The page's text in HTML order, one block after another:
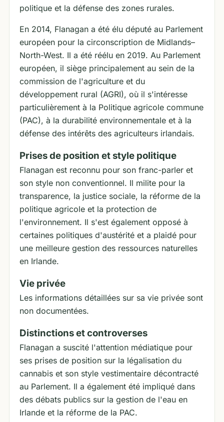
politique et la défense des zones rurales.
En 2014, Flanagan a été élu député au Parlement
européen pour la circonscription de Midlands–
North-West. Il a été réélu en 2019. Au Parlement
européen, il siège principalement au sein de la
commission de l'agriculture et du
développement rural (AGRI), où il s'intéresse
particulièrement à la Politique agricole commune
(PAC), à la durabilité environnementale et à la
défense des intérêts des agriculteurs irlandais.
Prises de position et style politique
Flanagan est reconnu pour son franc-parler et
son style non conventionnel. Il milite pour la
transparence, la justice sociale, la réforme de la
politique agricole et la protection de
l'environnement. Il s'est également opposé à
certaines politiques d'austérité et a plaidé pour
une meilleure gestion des ressources naturelles
en Irlande.
Vie privée
Les informations détaillées sur sa vie privée sont
non documentées.
Distinctions et controverses
Flanagan a suscité l'attention médiatique pour
ses prises de position sur la légalisation du
cannabis et son style vestimentaire décontracté
au Parlement. Il a également été impliqué dans
des débats publics sur la gestion de l'eau en
Irlande et la réforme de la PAC.